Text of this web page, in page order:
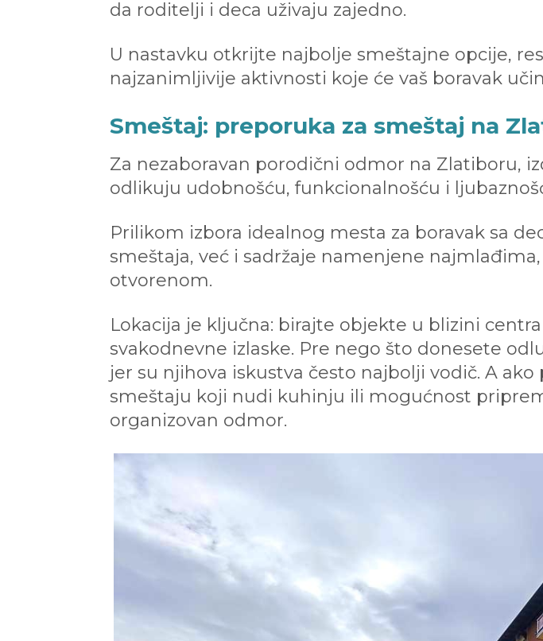
da roditelji i deca uživaju zajedno.
U nastavku otkrijte najbolje smeštajne opcije,
najzanimljivije aktivnosti koje će vaš boravak
Smeštaj: preporuka za smeštaj na
Za nezaboravan porodični odmor na Zlatiboru,
odlikuju udobnošću, funkcionalnošću i
Prilikom izbora idealnog mesta za boravak sa
smeštaja, već i sadržaje namenjene
otvorenom.
Lokacija je ključna: birajte objekte u blizini
svakodnevne izlaske. Pre nego što donesete
jer su njihova iskustva često najbolji vodič. A
smeštaju koji nudi kuhinju ili mogućnost
organizovan odmor.